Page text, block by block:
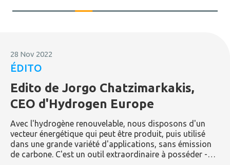
28 Nov 2022
ÉDITO
Edito de Jorgo Chatzimarkakis,
CEO d'Hydrogen Europe
Avec l'hydrogène renouvelable, nous disposons d'un
vecteur énergétique qui peut être produit, puis utilisé
dans une grande variété d'applications, sans émission
de carbone. C'est un outil extraordinaire à posséder -…